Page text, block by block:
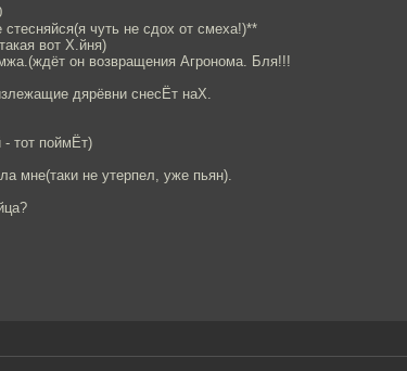
чуть не сдох от смеха!)**
вот Х.йня)
он возвращения Агронома. Бля!!!
дярёвни снесЁт наХ.
- тот поймЁт)
мне(таки не утерпел, уже пьян).